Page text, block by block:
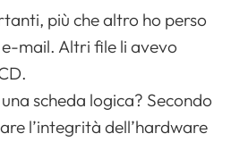
più che altro ho perso
mail. Altri file li avevo
scheda logica? Secondo
l’integrità dell’hardware